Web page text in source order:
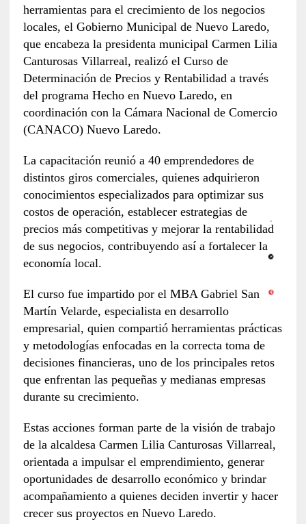
herramientas para el crecimiento de los negocios
locales, el Gobierno Municipal de Nuevo Laredo,
que encabeza la presidenta municipal Carmen Lilia
Canturosas Villarreal, realizó el Curso de
Determinación de Precios y Rentabilidad a través
del programa Hecho en Nuevo Laredo, en
coordinación con la Cámara Nacional de Comercio
(CANACO) Nuevo Laredo.
La capacitación reunió a 40 emprendedores de
distintos giros comerciales, quienes adquirieron
conocimientos especializados para optimizar sus
costos de operación, establecer estrategias de
precios más competitivas y mejorar la rentabilidad
de sus negocios, contribuyendo así a fortalecer la
economía local.
El curso fue impartido por el MBA Gabriel San
Martín Velarde, especialista en desarrollo
empresarial, quien compartió herramientas prácticas
y metodologías enfocadas en la correcta toma de
decisiones financieras, uno de los principales retos
que enfrentan las pequeñas y medianas empresas
durante su crecimiento.
Estas acciones forman parte de la visión de trabajo
de la alcaldesa Carmen Lilia Canturosas Villarreal,
orientada a impulsar el emprendimiento, generar
oportunidades de desarrollo económico y brindar
acompañamiento a quienes deciden invertir y hacer
crecer sus proyectos en Nuevo Laredo.